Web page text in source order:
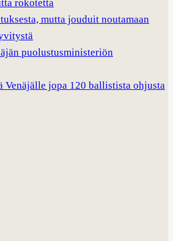
rokotetta
mutta jouduit noutamaan
puolustusministeriön
Venäjälle jopa 120 ballistista ohjusta